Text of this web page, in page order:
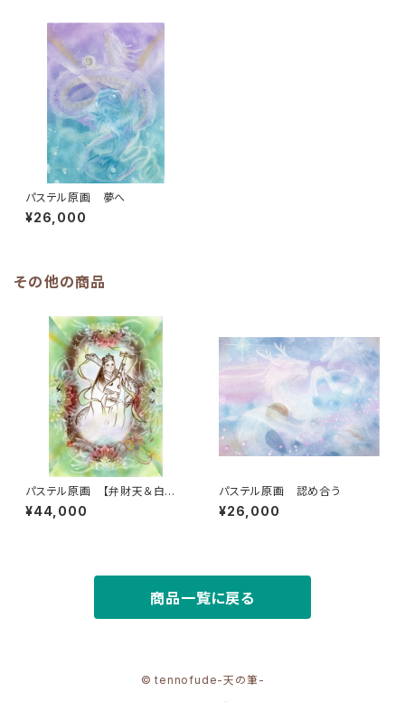
パステル原画 夢へ
¥26,000
その他の商品
パステル原画 【弁財天＆白蛇】
水の湧き出ずるがごとく
¥44,000
パステル原画 認め合う
¥26,000
商品一覧に戻る
© tennofude-天の筆-